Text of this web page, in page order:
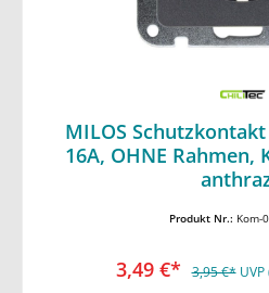
MILOS
16A, OHNE Rahmen,
Produkt Nr.: Kom-
3,49 €* 3,95 €*
In den